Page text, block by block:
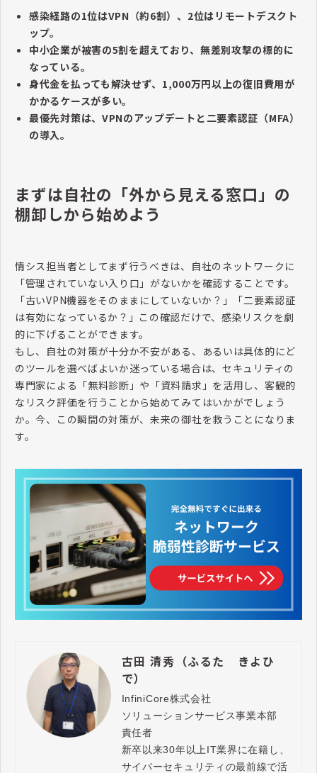
感染経路の1位はVPN（約6割）、2位はリモートデスクト
ップ。
中小企業が被害の5割を超えており、無差別攻撃の標的に
なっている。
身代金を払っても解決せず、1,000万円以上の復旧費用が
かかるケースが多い。
最優先対策は、VPNのアップデートと二要素認証（MFA）
の導入。
まずは自社の「外から見える窓口」の
棚卸しから始めよう
情シス担当者としてまず行うべきは、自社のネットワークに
「管理されていない入り口」がないかを確認することです。
「古いVPN機器をそのままにしていないか？」「二要素認証
は有効になっているか？」この確認だけで、感染リスクを劇
的に下げることができます。
もし、自社の対策が十分か不安がある、あるいは具体的にど
のツールを選べばよいか迷っている場合は、セキュリティの
専門家による「無料診断」や「資料請求」を活用し、客観的
なリスク評価を行うことから始めてみてはいかがでしょう
か。今、この瞬間の対策が、未来の御社を救うことになりま
す。
古田 清秀（ふるた きよひ
で）
InfiniCore株式会社
ソリューションサービス事業本部
責任者
新卒以来30年以上IT業界に在籍し、
サイバーセキュリティの最前線で活